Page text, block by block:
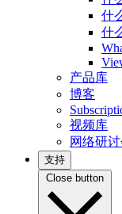
什
什
产品库
博客
视频库
网络研
支持
Close button